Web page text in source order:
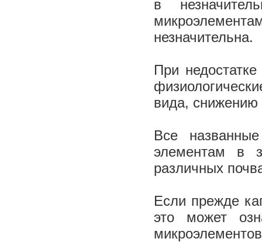
в
незначительна.
При
вида,
Все
элементам в
различных
Если прежде
это может